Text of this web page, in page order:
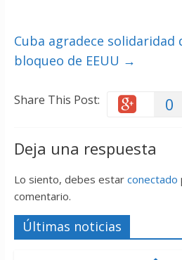
Cuba agradece solidaridad
bloqueo de EEUU →
Share This Post: 0
Deja una respuesta
Lo siento, debes estar conectado
comentario.
Últimas noticias